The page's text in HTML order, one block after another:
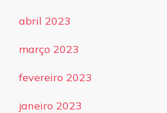
abril 2023
março 2023
fevereiro 2023
janeiro 2023